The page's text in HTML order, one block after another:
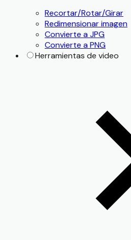
Recortar/Rotar/Girar
Redimensionar imagen
Convierte a JPG
Convierte a PNG
Herramientas de video